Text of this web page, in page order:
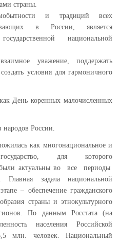
страны.
и традиций всех
в России, является
национальной
уважение, поддержать
условия для гармоничного
День коренных малочисленных
народов России.
как многонациональное и
государство, для которого
актуальны во все периоды
Главная задача национальной
– обеспечение гражданского
страны и этнокультурного
По данным Росстата (на
населения Российской
млн. человек. Национальный